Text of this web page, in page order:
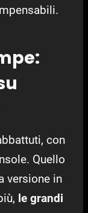
con
Quello
versione in
le grandi